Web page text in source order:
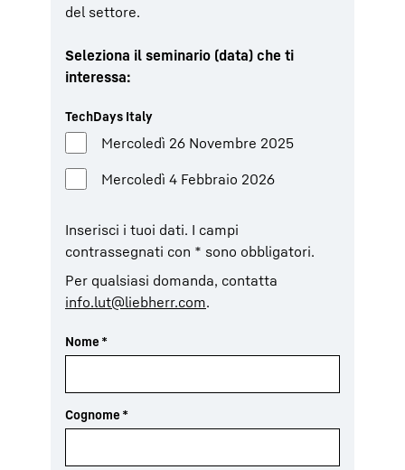
del settore.
Seleziona il seminario (data) che ti
interessa:
TechDays Italy
Mercoledì 26 Novembre 2025
Mercoledì 4 Febbraio 2026
Inserisci i tuoi dati. I campi
contrassegnati con * sono obbligatori.
Per qualsiasi domanda, contatta
info.lut@liebherr.com.
Nome *
Cognome *